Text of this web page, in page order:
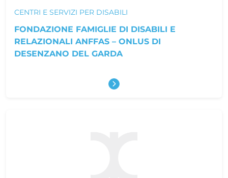
CENTRI E SERVIZI PER DISABILI
FONDAZIONE FAMIGLIE DI DISABILI E
RELAZIONALI ANFFAS – ONLUS DI
DESENZANO DEL GARDA
Scopri di più